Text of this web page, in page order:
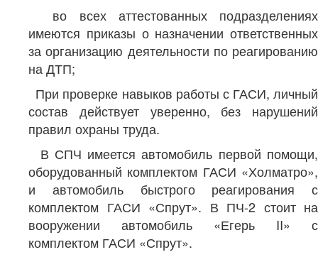
во всех аттестованных подразделениях
имеются приказы о назначении ответственных
за организацию деятельности по реагированию
на ДТП;
При проверке навыков работы с ГАСИ, личный
состав действует уверенно, без нарушений
правил охраны труда.
В СПЧ имеется автомобиль первой помощи,
оборудованный комплектом ГАСИ «Холматро»,
и автомобиль быстрого реагирования с
комплектом ГАСИ «Спрут». В ПЧ-2 стоит на
вооружении автомобиль «Егерь II» с
комплектом ГАСИ «Спрут».